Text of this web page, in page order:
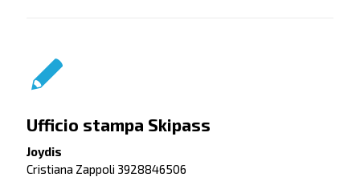
Ufficio stampa Skipass
Joydis
Cristiana Zappoli 3928846506